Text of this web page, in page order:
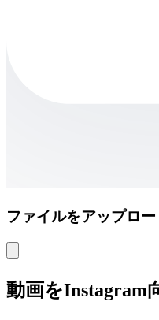
ファイルをアップロー
動画をInstagram